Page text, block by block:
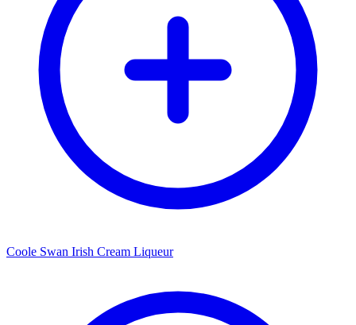
Coole Swan Irish Cream Liqueur